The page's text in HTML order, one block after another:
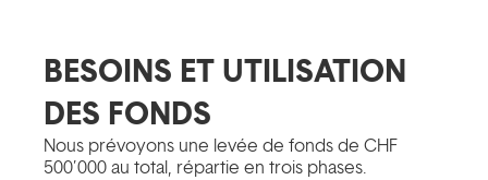
BESOINS ET UTILISATION
DES FONDS
Nous prévoyons une levée de fonds de CHF
500’000 au total, répartie en trois phases.